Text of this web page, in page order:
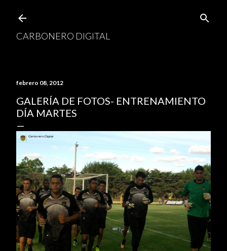
CARBONERO DIGITAL
febrero 08, 2012
GALERÍA DE FOTOS- ENTRENAMIENTO
DÍA MARTES